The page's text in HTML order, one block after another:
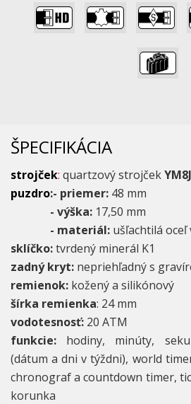
ŠPECIFIKÁCIA
strojček: quartzový strojčekYM8J
puzdro:- priemer: 48 mm
- výška: 17,50 mm
- materiál: ušľachtilá oceľ
sklíčko:tvrdený minerál K1
zadný kryt: nepriehľadný s
remienok: kožený a silikónový
šírka remienka: 24 mm
vodotesnosť: 20 ATM
funkcie: hodiny, minúty,
(dátum a dni v týždni), world
chronograf a countdown timer,
korunka